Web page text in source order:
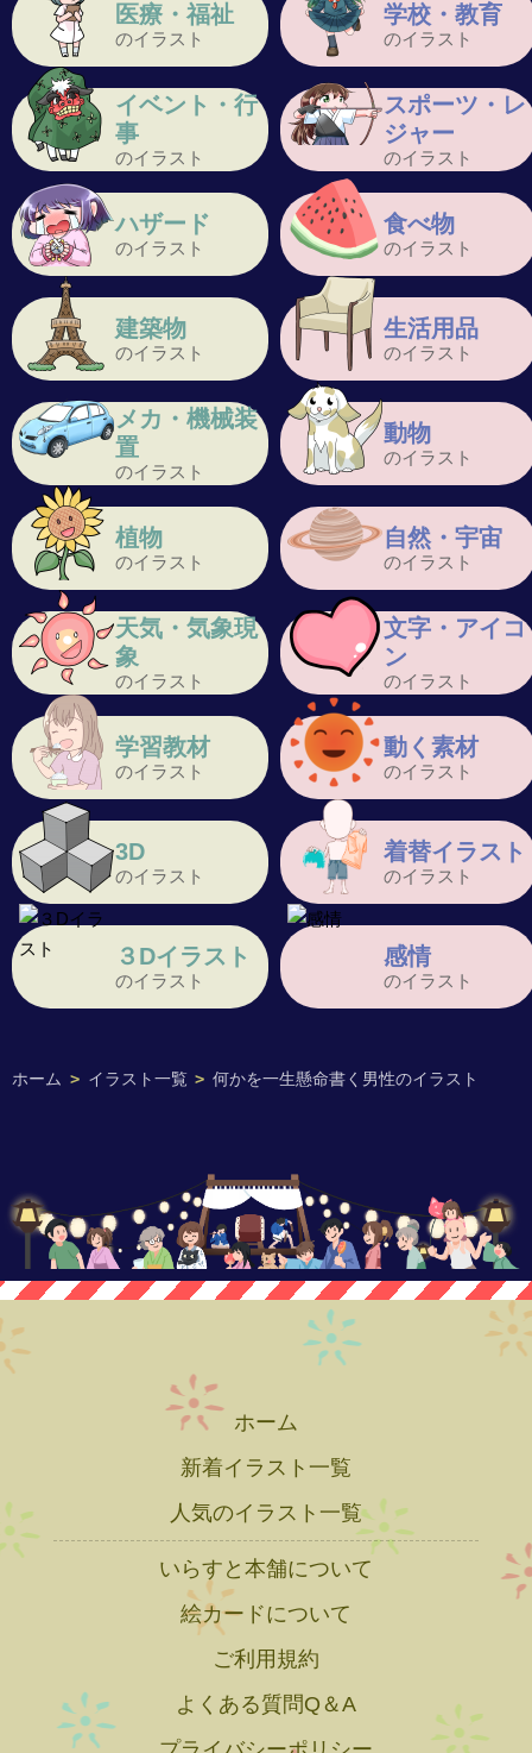
ホーム > イラスト一覧 > 何かを一生懸命書く男性のイラスト
医療・福祉
のイラスト
学校・教育
のイラスト
イベント・行
事
のイラスト
スポーツ・レ
ジャー
のイラスト
ハザード
のイラスト
食べ物
のイラスト
建築物
のイラスト
生活用品
のイラスト
メカ・機械装
置
のイラスト
動物
のイラスト
植物
のイラスト
自然・宇宙
のイラスト
天気・気象現
象
のイラスト
文字・アイコ
ン
のイラスト
学習教材
のイラスト
動く素材
のイラスト
3D
のイラスト
着替イラスト
のイラスト
３Dイラスト
のイラスト
感情
のイラスト
ホーム
新着イラスト一覧
人気のイラスト一覧
いらすと本舗について
絵カードについて
ご利用規約
よくある質問Q＆A